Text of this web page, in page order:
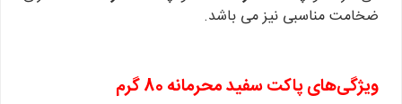
ضخامت مناسبی نیز می باشد.
ویژگی‌های پاکت سفید محرمانه 80 گرم